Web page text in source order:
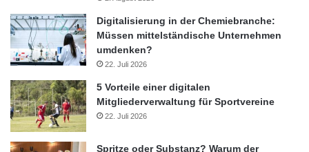
Digitalisierung in der Chemiebranche:
Müssen mittelständische Unternehmen
umdenken?
22. Juli 2026
5 Vorteile einer digitalen
Mitgliederverwaltung für Sportvereine
22. Juli 2026
Spritze oder Substanz? Warum der